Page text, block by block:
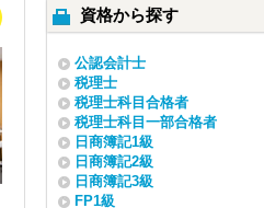
資格から探す
公認会計士
税理士
税理士科目合格者
税理士科目一部合格者
日商簿記1級
日商簿記2級
日商簿記3級
FP1級